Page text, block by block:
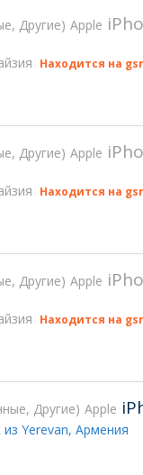
Другие Apple
Находится на
Другие Apple
Находится на
Другие Apple
Находится на
Другие Apple
Yerevan, Армения